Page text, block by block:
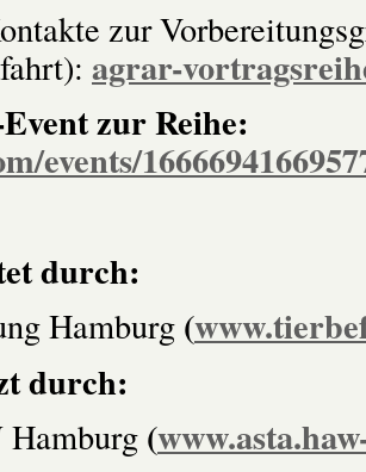
zur
agrar-
zur Reihe:
events/
durch:
Hamburg (
durch:
(